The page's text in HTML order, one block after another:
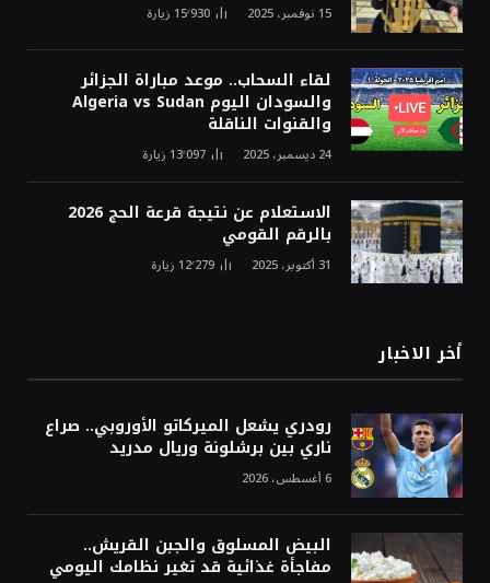
15 نوفمبر، 2025 15٬930 زيارة
لقاء السحاب.. موعد مباراة الجزائر
والسودان اليوم Algeria vs Sudan
والقنوات الناقلة
24 ديسمبر، 2025 13٬097 زيارة
الاستعلام عن نتيجة قرعة الحج 2026
بالرقم القومي
31 أكتوبر، 2025 12٬279 زيارة
أخر الاخبار
رودري يشعل الميركاتو الأوروبي.. صراع
ناري بين برشلونة وريال مدريد
6 أغسطس، 2026
البيض المسلوق والجبن القريش..
مفاجأة غذائية قد تغير نظامك اليومي